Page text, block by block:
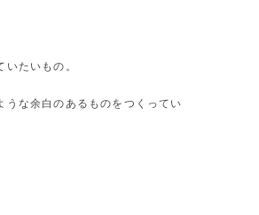
たいもの。
な余白のあるものをつくってい